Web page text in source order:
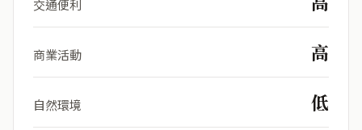
交通便利
商業活動 高
自然環境 低